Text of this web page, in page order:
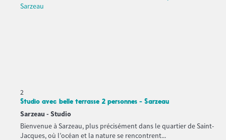
2
Studio avec belle terrasse 2 personnes - Sarzeau
Sarzeau - Studio
Bienvenue à Sarzeau, plus précisément dans le quartier de Saint-
Jacques, où l’océan et la nature se rencontrent...